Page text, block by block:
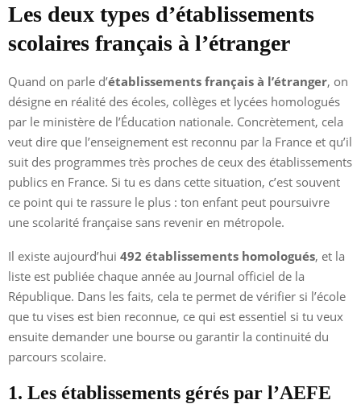
Les deux types d’établissements
scolaires français à l’étranger
Quand on parle d’établissements français à l’étranger, on
désigne en réalité des écoles, collèges et lycées homologués
par le ministère de l’Éducation nationale. Concrètement, cela
veut dire que l’enseignement est reconnu par la France et qu’il
suit des programmes très proches de ceux des établissements
publics en France. Si tu es dans cette situation, c’est souvent
ce point qui te rassure le plus : ton enfant peut poursuivre
une scolarité française sans revenir en métropole.
Il existe aujourd’hui 492 établissements homologués, et la
liste est publiée chaque année au Journal officiel de la
République. Dans les faits, cela te permet de vérifier si l’école
que tu vises est bien reconnue, ce qui est essentiel si tu veux
ensuite demander une bourse ou garantir la continuité du
parcours scolaire.
1. Les établissements gérés par l’AEFE